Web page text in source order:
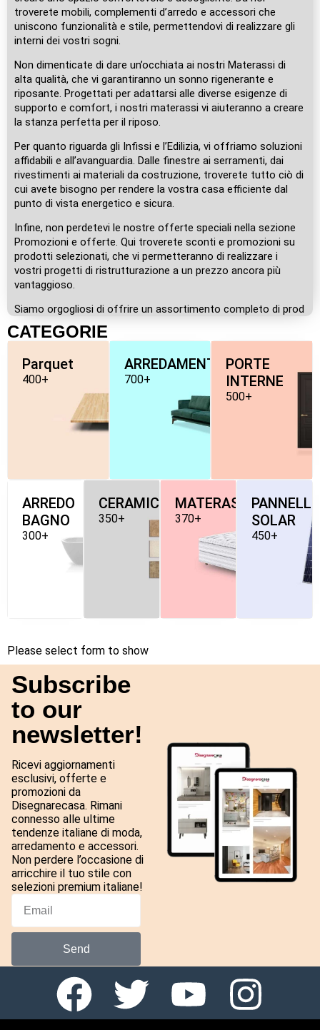
troverete mobili, complementi d’arredo e accessori che
uniscono funzionalità e stile, permettendovi di realizzare gli
interni dei vostri sogni.
Non dimenticate di dare un’occhiata ai nostri Materassi di
alta qualità, che vi garantiranno un sonno rigenerante e
riposante. Progettati per adattarsi alle diverse esigenze di
supporto e comfort, i nostri materassi vi aiuteranno a creare
la stanza perfetta per il riposo.
Per quanto riguarda gli Infissi e l’Edilizia, vi offriamo soluzioni
affidabili e all’avanguardia. Dalle finestre ai serramenti, dai
rivestimenti ai materiali da costruzione, troverete tutto ciò di
cui avete bisogno per rendere la vostra casa efficiente dal
punto di vista energetico e sicura.
Infine, non perdetevi le nostre offerte speciali nella sezione
Promozioni e offerte. Qui troverete sconti e promozioni su
prodotti selezionati, che vi permetteranno di realizzare i
vostri progetti di ristrutturazione a un prezzo ancora più
vantaggioso.
Siamo orgogliosi di offrire un assortimento completo di prod
CATEGORIE
Parquet
400+
ARREDAMENTO
700+
PORTE
INTERNE
500+
ARREDO
BAGNO
300+
CERAMICHE
350+
MATERASSI
370+
PANNELLI-
SOLAR
450+
Please select form to show
Subscribe
to our
newsletter!
Ricevi aggiornamenti
esclusivi, offerte e
promozioni da
Disegnarecasa. Rimani
connesso alle ultime
tendenze italiane di moda,
arredamento e accessori.
Non perdere l’occasione di
arricchire il tuo stile con
selezioni premium italiane!
Send